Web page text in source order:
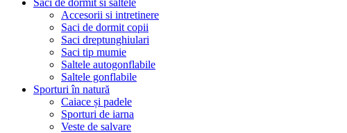
Saci de dormit si saltele
Accesorii si intretinere
Saci de dormit copii
Saci dreptunghiulari
Saci tip mumie
Saltele autogonflabile
Saltele gonflabile
Sporturi în natură
Caiace și padele
Sporturi de iarna
Veste de salvare